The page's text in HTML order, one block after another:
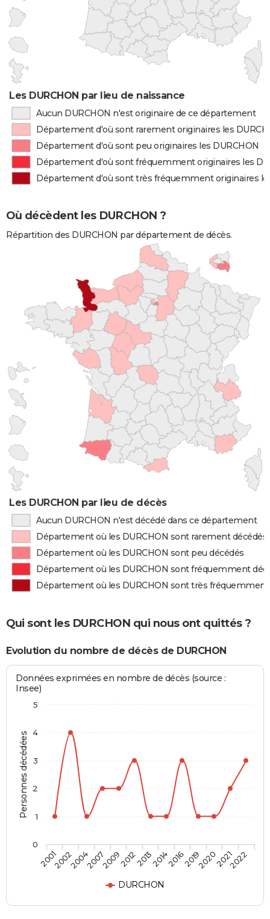
Les DURCHON par lieu de naissance
Aucun DURCHON n'est originaire de ce département
Département d'où sont rarement originaires les
Département d'où sont peu originaires les DURCHON
Département d'où sont fréquemment originaires les
Département d'où sont très fréquemment originaires
Où décèdent les DURCHON ?
Répartition des DURCHON par département de décès.
Les DURCHON par lieu de décès
Aucun DURCHON n'est décédé dans ce département
Département où les DURCHON sont rarement décédés
Département où les DURCHON sont peu décédés
Département où les DURCHON sont fréquemment
Département où les DURCHON sont très
Qui sont les DURCHON qui nous ont quittés ?
Evolution du nombre de décès de DURCHON
Personnes décédées
Données exprimées en nombre de décès (source :
Insee)
DURCHON
2001200220042007200920122013201420162019202020212022
0
1
2
3
4
5